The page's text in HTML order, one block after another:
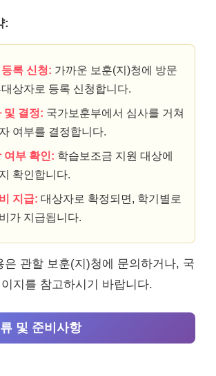
:
록 신청: 가까운 보훈(지)청에 방문
상자로 등록 신청합니다.
및 결정: 국가보훈부에서 심사를 거쳐
여부를 결정합니다.
여부 확인: 학습보조금 지원 대상에
확인합니다.
지급: 대상자로 확정되면, 학기별로
가 지급됩니다.
은 관할 보훈(지)청에 문의하거나, 국
지를 참고하시기 바랍니다.
및 준비사항